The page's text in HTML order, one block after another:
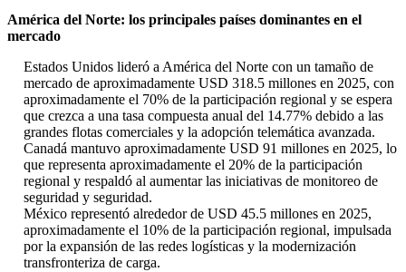
América del Norte: los principales países dominantes en el
mercado
Estados Unidos lideró a América del Norte con un tamaño de
mercado de aproximadamente USD 318.5 millones en 2025, con
aproximadamente el 70% de la participación regional y se espera
que crezca a una tasa compuesta anual del 14.77% debido a las
grandes flotas comerciales y la adopción telemática avanzada.
Canadá mantuvo aproximadamente USD 91 millones en 2025, lo
que representa aproximadamente el 20% de la participación
regional y respaldó al aumentar las iniciativas de monitoreo de
seguridad y seguridad.
México representó alrededor de USD 45.5 millones en 2025,
aproximadamente el 10% de la participación regional, impulsada
por la expansión de las redes logísticas y la modernización
transfronteriza de carga.